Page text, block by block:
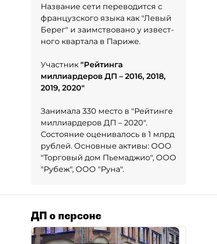
Название сети переводится с
французского языка как "Левый
Берег" и заимствовано у извест­
ного квартала в Париже.
Участник "Рейтинга
миллиардеров ДП – 2016, 2018,
2019, 2020"
Занимала 330 место в "Рейтинге
миллиардеров ДП – 2020".
Состояние оценивалось в 1 млрд
рублей. Основные активы: ООО
"Торговый дом Пьемаджио", ООО
"Рубеж", ООО "Руна".
ДП о персоне